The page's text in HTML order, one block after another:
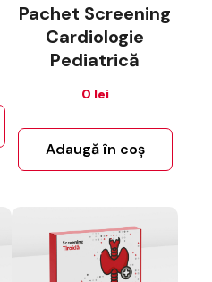
Pachet Screening
Cardiologie
Pediatrică
0 lei
Adaugă în coș